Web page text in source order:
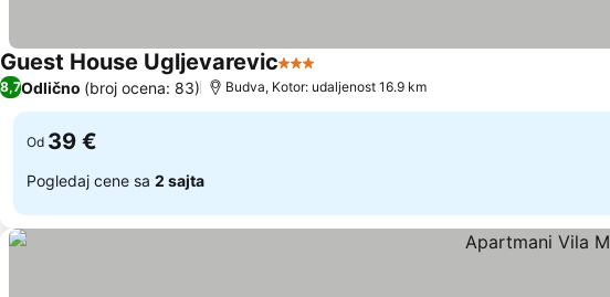
Guest House Ugljevarevic3 Zvezdice
8,7Odlično (broj ocena: 83) Budva, Kotor: udaljenost 16.9 km
Od 39 €
Pogledaj cene sa 2 sajta